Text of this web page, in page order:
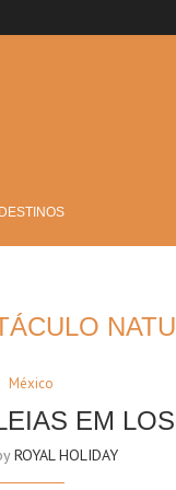
México
EM
ROYAL HOLIDAY